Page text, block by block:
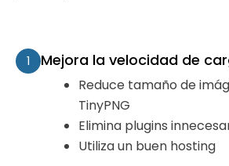
1 Mejora la velocidad de
Reduce tamaño de
TinyPNG
Elimina plugins
Utiliza un buen hosting